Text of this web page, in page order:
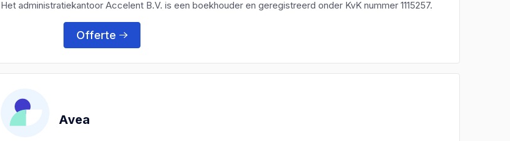
Het administratiekantoor Accelent B.V. is een boekhouder en geregistreerd onder KvK nummer 1115257.
Offerte
Avea